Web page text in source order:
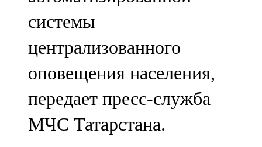
Олы Әтнә
71,42 FM
Сарман
107,8 FM
Теләче
системы
централизованного
оповещения населения,
передает пресс-служба
МЧС Татарстана.